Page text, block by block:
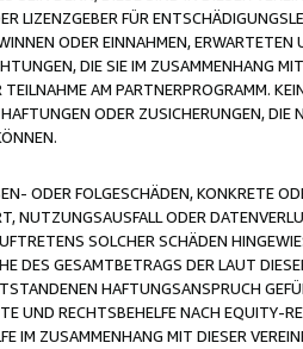
LIZENZGEBER FÜR
ODER EINNAHMEN, ERWARTETEN
DIE SIE IM ZUSAMMENHANG
AM PARTNERPROGRAMM.
ODER ZUSICHERUNGEN, DIE
ODER FOLGESCHÄDEN, KONKRETE
NUTZUNGSAUSFALL ODER
SOLCHER SCHÄDEN
DES GESAMTBETRAGS DER LAUT
HAFTUNGSANSPRUCH
UND RECHTSBEHELFE NACH EQUITY-
IM ZUSAMMENHANG MIT DIESER